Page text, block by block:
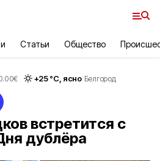
Статьи Общество
€ +25°С, ясно Белгород
встретится с
дублёра